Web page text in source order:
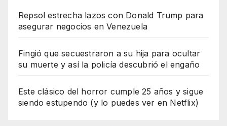
Repsol estrecha lazos con Donald Trump para
asegurar negocios en Venezuela
Fingió que secuestraron a su hija para ocultar
su muerte y así la policía descubrió el engaño
Este clásico del horror cumple 25 años y sigue
siendo estupendo (y lo puedes ver en Netflix)